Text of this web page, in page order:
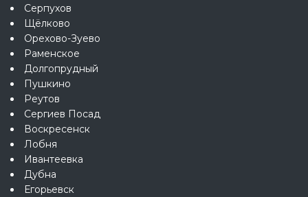
Серпухов
Щёлково
Орехово-Зуево
Раменское
Долгопрудный
Пушкино
Реутов
Сергиев Посад
Воскресенск
Лобня
Ивантеевка
Дубна
Егорьевск